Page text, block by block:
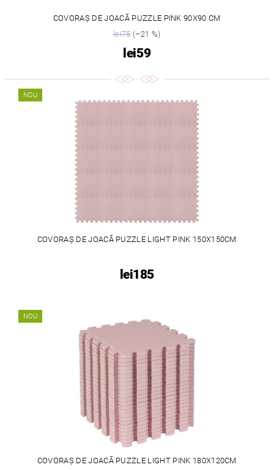
COVORAȘ DE JOACĂ PUZZLE PINK 90X90 CM
lei75(–21 %)
lei59
NOU
COVORAȘ DE JOACĂ PUZZLE LIGHT PINK 150X150CM
lei185
NOU
COVORAȘ DE JOACĂ PUZZLE LIGHT PINK 180X120CM